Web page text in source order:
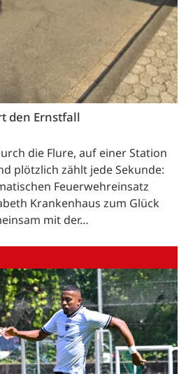
den Ernstfall
die Flure, auf einer Station
plötzlich zählt jede Sekunde:
Feuerwehreinsatz
Krankenhaus zum Glück
mit der…